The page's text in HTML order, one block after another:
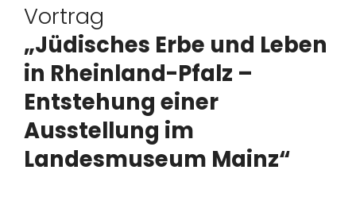
Vortrag
„Jüdisches Erbe und Leben
in Rheinland-Pfalz –
Entstehung einer
Ausstellung im
Landesmuseum Mainz“